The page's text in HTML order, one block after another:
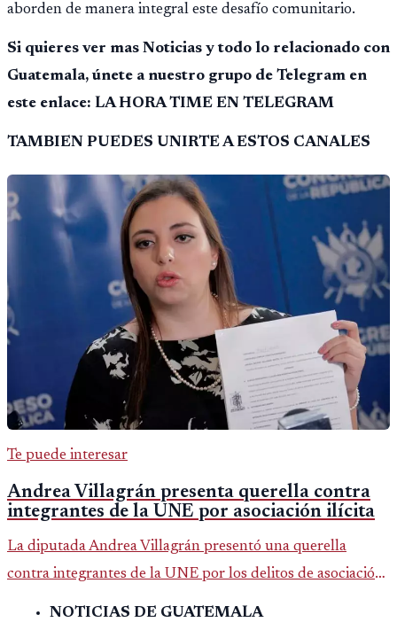
aborden de manera integral este desafío comunitario.
Si quieres ver mas Noticias y todo lo relacionado con
Guatemala, únete a nuestro grupo de Telegram en
este enlace: LA HORA TIME EN TELEGRAM
TAMBIEN PUEDES UNIRTE A ESTOS CANALES
Te puede interesar
Andrea Villagrán presenta querella contra
integrantes de la UNE por asociación ilícita
La diputada Andrea Villagrán presentó una querella
contra integrantes de la UNE por los delitos de asociación
ilícita, terrorismo y sedición.
NOTICIAS DE GUATEMALA